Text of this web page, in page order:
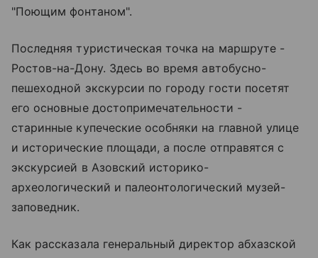
"Поющим фонтаном".
Последняя туристическая точка на маршруте -
Ростов-на-Дону. Здесь во время автобусно-
пешеходной экскурсии по городу гости посетят
его основные достопримечательности -
старинные купеческие особняки на главной улице
и исторические площади, а после отправятся с
экскурсией в Азовский историко-
археологический и палеонтологический музей-
заповедник.
Как рассказала генеральный директор абхазской